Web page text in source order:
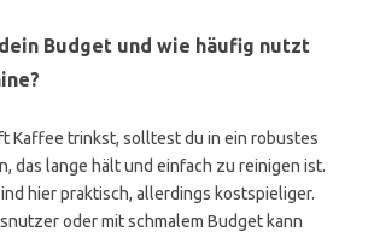
Budget und wie häufig nutzt
Kaffee trinkst, solltest du in ein robustes
das lange hält und einfach zu reinigen ist.
hier praktisch, allerdings kostspieliger.
oder mit schmalem Budget kann